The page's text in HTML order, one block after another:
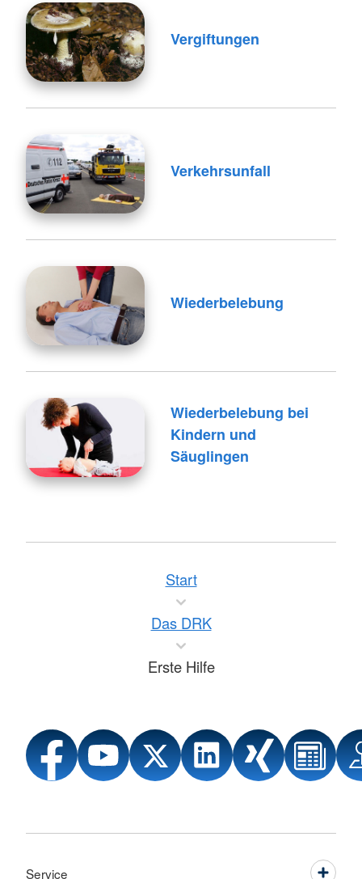
Vergiftungen
Verkehrsunfall
Wiederbelebung
Wiederbelebung bei
Kindern und
Säuglingen
Start
Das DRK
Erste Hilfe
Service